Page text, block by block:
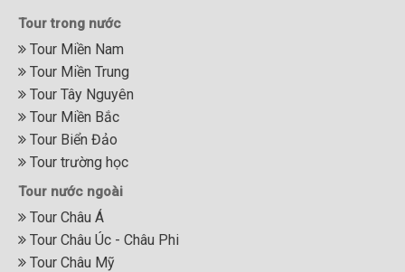
Tour trong nước
Tour Miền Nam
Tour Miền Trung
Tour Tây Nguyên
Tour Miền Bắc
Tour Biển Đảo
Tour trường học
Tour nước ngoài
Tour Châu Á
Tour Châu Úc - Châu Phi
Tour Châu Mỹ